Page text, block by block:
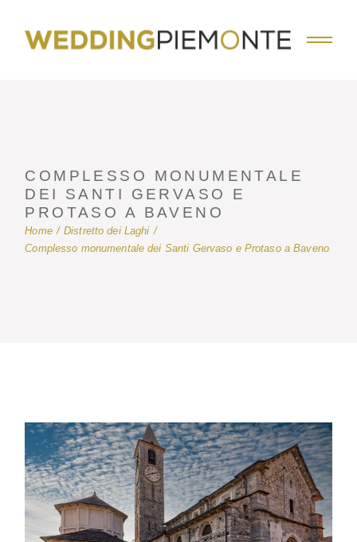
content
COMPLESSO MONUMENTALE
DEI SANTI GERVASO E
PROTASO A BAVENO
Home
Distretto dei Laghi
Complesso monumentale dei Santi Gervaso e Protaso a Baveno